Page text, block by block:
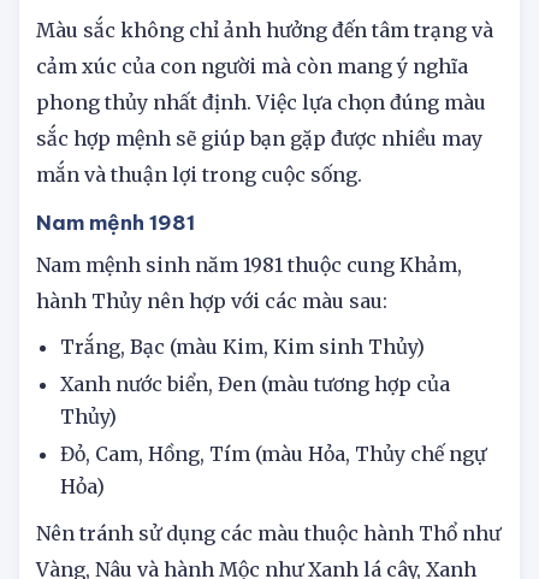
Sinh năm 1981 hợp với màu gì?
Màu sắc không chỉ ảnh hưởng đến tâm trạng và
cảm xúc của con người mà còn mang ý nghĩa
phong thủy nhất định. Việc lựa chọn đúng màu
sắc hợp mệnh sẽ giúp bạn gặp được nhiều may
Nam mệnh 1981
Nam mệnh sinh năm 1981 thuộc cung Khảm,
hành Thủy nên hợp với các màu sau:
Trắng, Bạc (màu Kim, Kim sinh Thủy)
Xanh nước biển, Đen (màu tương hợp của
Thủy)
Đỏ, Cam, Hồng, Tím (màu Hỏa, Thủy chế ngự
Hỏa)
Nên tránh sử dụng các màu thuộc hành Thổ như